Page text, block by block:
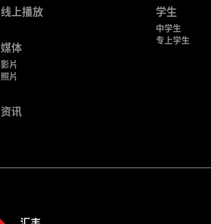
线上播放
媒体
影片
照片
资讯
学生
中学生
专上学生